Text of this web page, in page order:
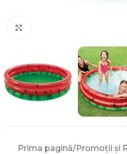
Prima pagină Promoții și